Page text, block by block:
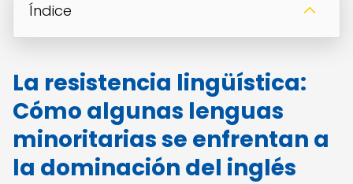
Índice
La resistencia lingüística:
Cómo algunas lenguas
minoritarias se enfrentan a
la dominación del inglés